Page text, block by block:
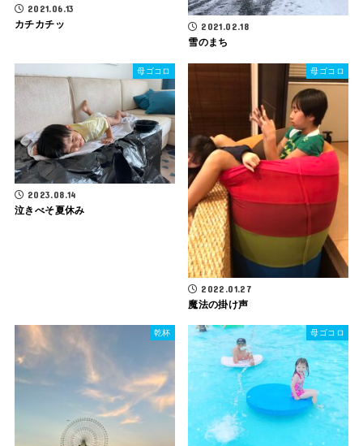
2021.06.13
カチカチッ 2021.02.18
雪のまち
母ゴコロ
2023.08.14
泣きべそ夏休み
母ゴコロ
2022.01.27
魔法の掛け声
乾杯 母ゴコロ